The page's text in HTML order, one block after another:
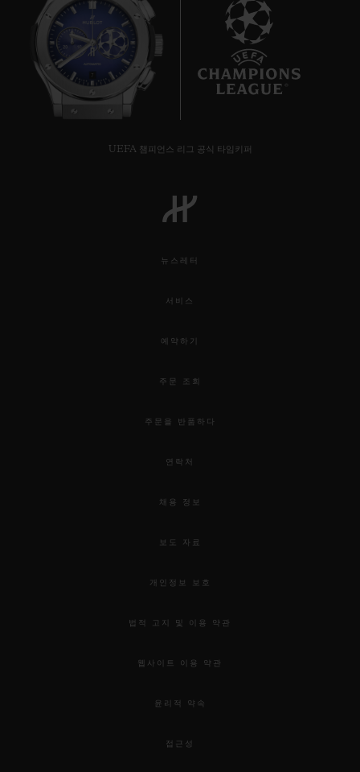
EUR 128,000 •
7
UEFA 챔피언스 리그 공식 타임키퍼
뉴스레터
서비스
예약하기
주문 조회
주문을 반품하다
연락처
채용 정보
보도 자료
개인정보 보호
법적 고지 및 이용 약관
웹사이트 이용 약관
윤리적 약속
접근성